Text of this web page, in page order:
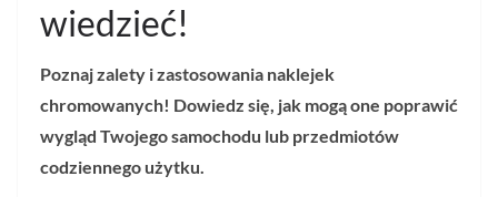
wiedzieć!
Poznaj zalety i zastosowania naklejek
chromowanych! Dowiedz się, jak mogą one poprawić
wygląd Twojego samochodu lub przedmiotów
codziennego użytku.